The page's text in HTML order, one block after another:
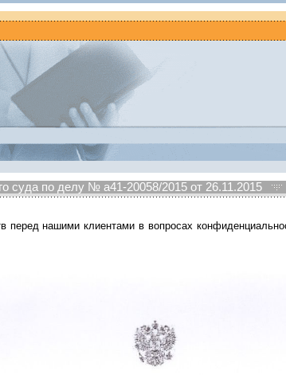
суда по делу № а41-20058/2015 от 26.11.2015
перед нашими клиентами в вопросах